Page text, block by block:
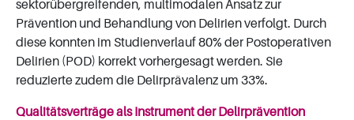
sektorübergreifenden, multimodalen Ansatz zur
Prävention und Behandlung von Delirien verfolgt. Durch
diese konnten im Studienverlauf 80% der Postoperativen
Delirien (POD) korrekt vorhergesagt werden. Sie
reduzierte zudem die Delirprävalenz um 33%.
Qualitätsverträge als Instrument der Delirprävention